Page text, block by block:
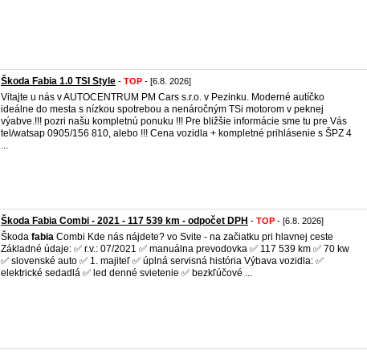
Škoda Fabia 1.0 TSI Style - TOP - [6.8. 2026]
Vitajte u nás v AUTOCENTRUM PM Cars s.r.o. v Pezinku. Moderné autíčko
ideálne do mesta s nízkou spotrebou a nenáročným TSi motorom v peknej
výabve.!!! pozri našu kompletnú ponuku !!! Pre bližšie informácie sme tu pre Vás
tel/watsap 0905/156 810, alebo !!! Cena vozidla + kompletné prihlásenie s ŠPZ 4
...
Škoda Fabia Combi - 2021 - 117 539 km - odpočet DPH - TOP - [6.8. 2026]
Škoda fabia Combi Kde nás nájdete? vo Svite - na začiatku pri hlavnej ceste
Základné údaje: ✅ r.v.: 07/2021 ✅ manuálna prevodovka ✅ 117 539 km ✅ 70 kw
✅ slovenské auto ✅ 1. majiteľ ✅ úplná servisná história Výbava vozidla: ✅
elektrické sedadlá ✅ led denné svietenie ✅ bezkľúčové ...